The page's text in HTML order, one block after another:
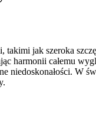
takimi jak szeroka
harmonii całemu
niedoskonałości. W